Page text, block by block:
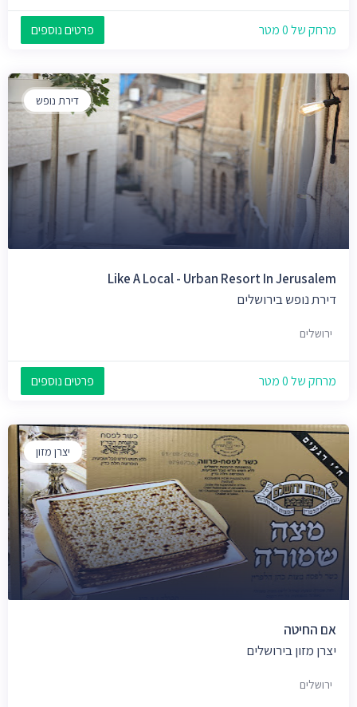
מרחק של 0 מטר פרטים נוספים
דירת נופש
Like A Local - Urban Resort In Jerusalem
דירת נופש בירושלים
ירושלים
מרחק של 0 מטר פרטים נוספים
יצרן מזון
אם החיטה
יצרן מזון בירושלים
ירושלים